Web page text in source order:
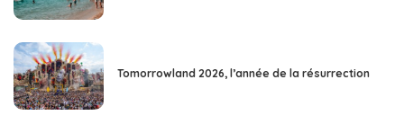
Tomorrowland 2026, l’année de la résurrection